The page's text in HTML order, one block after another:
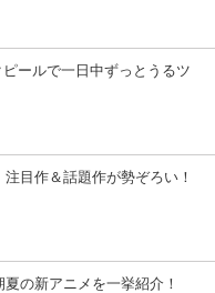
ールで一日中ずっとうるツ
目作＆話題作が勢ぞろい！
夏の新アニメを一挙紹介！